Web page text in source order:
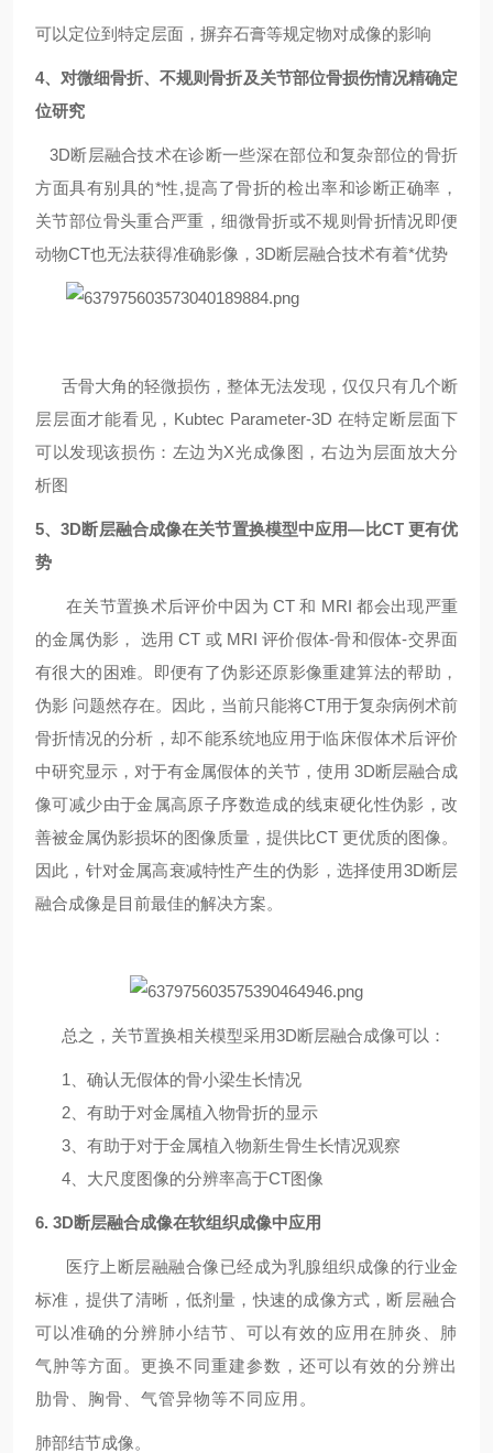
可以定位到特定层面，摒弃石膏等规定物对成像的影响
4、对微细骨折、不规则骨折及关节部位骨损伤情况精确定
位研究
3D断层融合技术在诊断一些深在部位和复杂部位的骨折
方面具有别具的*性,提高了骨折的检出率和诊断正确率 ，
关节部位骨头重合严重，细微骨折或不规则骨折情况即便
动物CT也无法获得准确影像，3D断层融合技术有着*优势
舌骨大角的轻微损伤，整体无法发现，仅仅只有几个断
层层面才能看见，Kubtec Parameter-3D 在特定断层面下
可以发现该损伤：左边为X光成像图，右边为层面放大分
析图
5、3D断层融合成像在关节置换模型中应用— 比CT 更有优
势
在关节置换术后评价中因为 CT 和 MRI 都会出现严重
的金属伪影， 选用 CT 或 MRI 评价假体-骨和假体-交界面
有很大的困难。即便有了伪影还原影像重建算法的帮助，
伪影 问题然存在。因此，当前只能将CT用于复杂病例术前
骨折情况的分析，却不能系统地应用于临床假体术后评价
中研究显示，对于有金属假体的关节，使用 3D断层融合成
像可减少由于金属高原子序数造成的线束硬化性伪影，改
善被金属伪影损坏的图像质量，提供比CT 更优质的图像。
因此，针对金属高衰减特性产生的伪影，选择使用3D断层
融合成像是目前最佳的解决方案。
总之，关节置换相关模型采用3D断层融合成像可以：
1、确认无假体的骨小梁生长情况
2、有助于对金属植入物骨折的显示
3、有助于对于金属植入物新生骨生长情况观察
4、大尺度图像的分辨率高于CT图像
6. 3D断层融合成像在软组织成像中应用
医疗上断层融融合像已经成为乳腺组织成像的行业金
标准，提供了清晰，低剂量，快速的成像方式， 断层融合
可以准确的分辨肺小结节、可以有效的应用在肺炎、肺
气肿等方面。更换不同重建参数，还可以有效的分辨出
肋骨、胸骨、气管异物等不同应用。
肺部结节成像。